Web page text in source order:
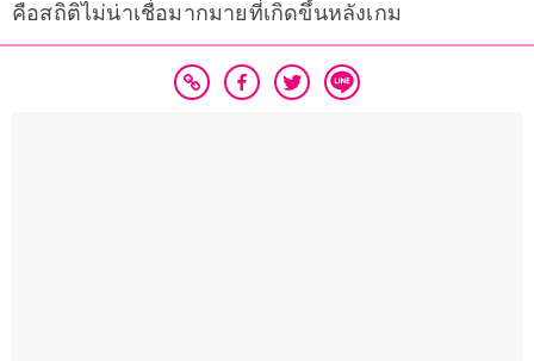
คือสถิติไม่น่าเชื่อมากมายที่เกิดขึ้นหลังเกม